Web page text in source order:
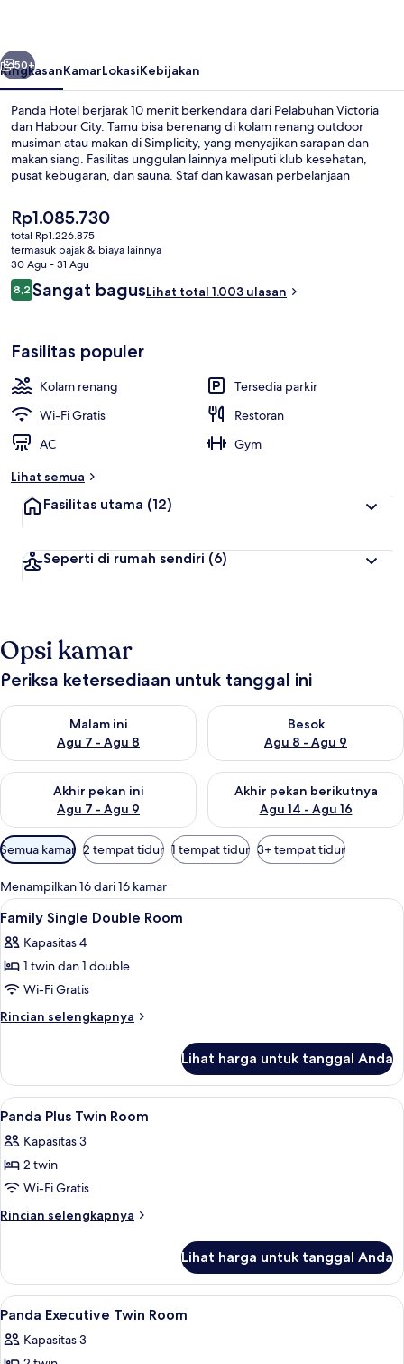
Berikutnya
50+
RingkasanKamarLokasiKebijakan
Panda Hotel berjarak 10 menit berkendara dari Pelabuhan Victoria
dan Habour City. Tamu bisa berenang di kolam renang outdoor
musiman atau makan di Simplicity, yang menyajikan sarapan dan
makan siang. Fasilitas unggulan lainnya meliputi klub kesehatan,
pusat kebugaran, dan sauna. Staf dan kawasan perbelanjaan
Harga
saat
ini
Rp1.085.730
Rp1.085.730
total Rp1.226.875
termasuk pajak & biaya lainnya
30 Agu - 31 Agu
Ulasan
8,28,2 dari 10
Sangat bagusLihat total 1.003 ulasan
Fasilitas populer
Kolam renang
Tersedia parkir
Wi-Fi Gratis
Restoran
AC
Gym
Lihat semua
Fasilitas utama (12)
Seperti di rumah sendiri (6)
Opsi kamar
Periksa ketersediaan untuk tanggal ini
Malam ini
Agu 7 - Agu 8
Periksa ketersediaan untuk malam ini Agu 7 - Agu 8
Besok
Agu 8 - Agu 9
Periksa ketersediaan untuk
Akhir pekan ini
Agu 7 - Agu 9
Periksa ketersediaan untuk akhir pekan ini Agu 7 - Agu 9
Akhir pekan berikutnya
Agu 14 - Agu 16
Periksa ketersediaan untuk
Filter
tersedia
untuk
kamar
Semua kamar 2 tempat tidur 1 tempat tidur 3+ tempat tidur
Menampilkan 16 dari 16 kamar
Lihat
semua
foto
untuk
Family
Single
Brankas, meja kerja, tirai kedap
18
Family Single Double Room
Kapasitas 4
1 twin dan 1 double
Wi-Fi Gratis
Rincian selengkapnya
Rincian
Family
Single
Double
Lihat harga untuk tanggal Anda
Lihat
semua
foto
untuk
Panda
Plus
Brankas, meja kerja, tirai kedap
9
Panda Plus Twin Room
Kapasitas 3
2 twin
Wi-Fi Gratis
Rincian selengkapnya
Rincian
Panda
Plus
Twin
Lihat harga untuk tanggal Anda
Lihat
semua
foto
Brankas, meja kerja, tirai kedap
3
Panda Executive Twin Room
Kapasitas 3